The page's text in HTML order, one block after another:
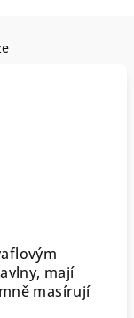
mají
masírují